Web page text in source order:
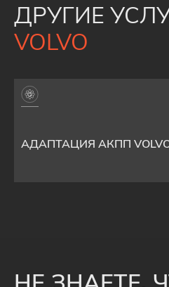
ДРУГИЕ
VOLVO
АДАПТАЦИЯ АКПП